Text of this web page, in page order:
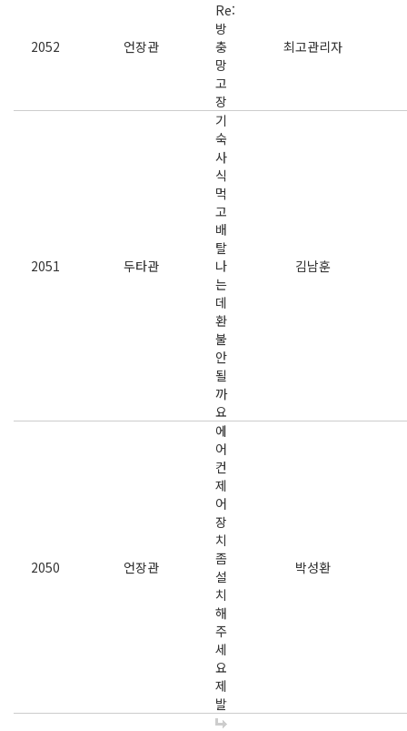
2052 언장관
Re:
방
충
망
고
장
최고관리자
2051 두타관
기
숙
사
식
먹
고
배
탈
나
는
데
환
불
안
될
까
요
김남훈
2050 언장관
에
어
컨
제
어
장
치
좀
설
치
해
주
세
요
제
발
박성환